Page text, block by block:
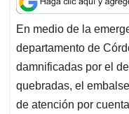
t
s
A
p
p
e
b
o
o
k
k
e
d
I
n
i
l
En medio de la
departamento de
damnificadas por el
quebradas, el
de atención por